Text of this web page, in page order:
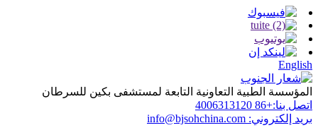
English
المؤسسة الطبية التعاونية التابعة لمستشفى بكين للسرطان
اتصل بنا:+86 4006313120
بريد إلكتروني: